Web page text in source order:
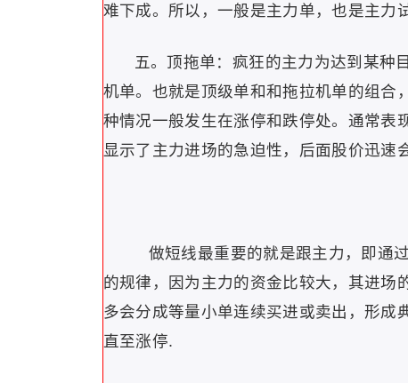
难下成。所以，一般是主力单，也是主力
五。顶拖单：疯狂的主力为达到某种
机单。也就是顶级单和和拖拉机单的组合
种情况一般发生在涨停和跌停处。通常表
显示了主力进场的急迫性，后面股价迅速
做短线最重要的就是跟主力，即通
的规律，因为主力的资金比较大，其进场
多会分成等量小单连续买进或卖出，形成
直至涨停.